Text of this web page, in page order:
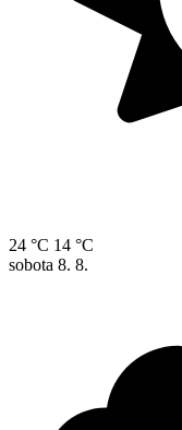
24 °C 14 °C
sobota 8. 8.